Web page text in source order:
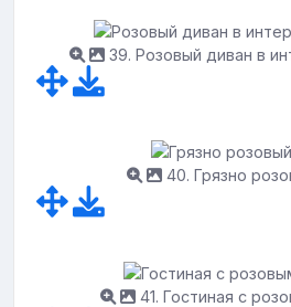
39. Розовый диван в
40. Грязно
41. Гостиная с